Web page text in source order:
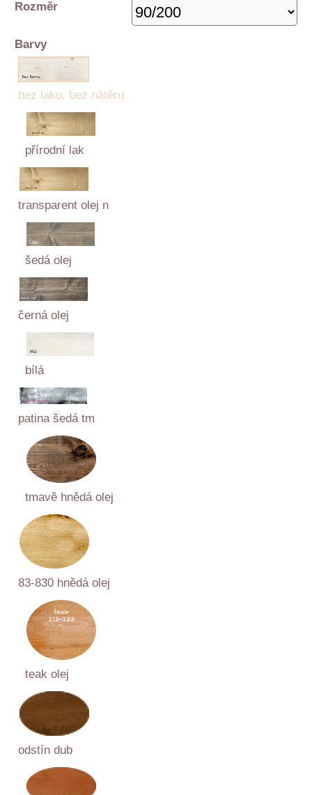
Rozměr
Barvy
bez laku, bez nátěru
přírodní lak
transparent olej n
šedá olej
černá olej
bílá
patina šedá tm
tmavě hnědá olej
83-830 hnědá olej
teak olej
odstín dub